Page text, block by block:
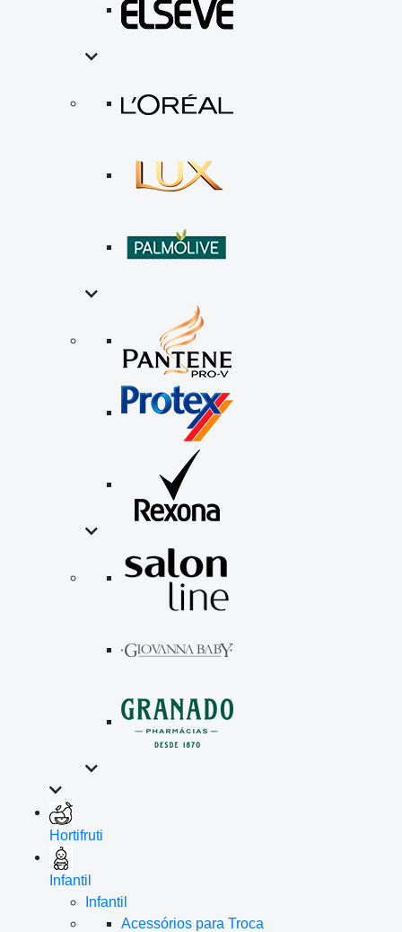
Hortifruti
Infantil
Infantil
Acessórios para Troca